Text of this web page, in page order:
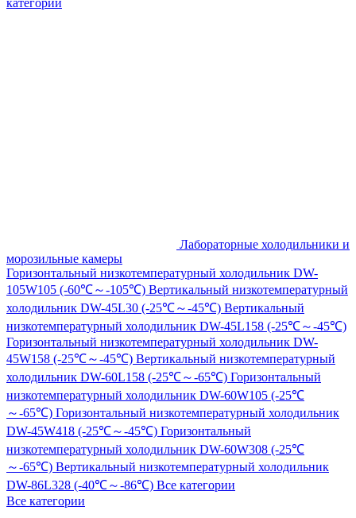
категории
Лабораторные холодильники и
морозильные камеры
Горизонтальный низкотемпературный холодильник DW-
105W105 (-60℃～-105℃) Вертикальный низкотемпературный
холодильник DW-45L30 (-25℃～-45℃) Вертикальный
низкотемпературный холодильник DW-45L158 (-25℃～-45℃)
Горизонтальный низкотемпературный холодильник DW-
45W158 (-25℃～-45℃) Вертикальный низкотемпературный
холодильник DW-60L158 (-25℃～-65℃) Горизонтальный
низкотемпературный холодильник DW-60W105 (-25℃
～-65℃) Горизонтальный низкотемпературный холодильник
DW-45W418 (-25℃～-45℃) Горизонтальный
низкотемпературный холодильник DW-60W308 (-25℃
～-65℃) Вертикальный низкотемпературный холодильник
DW-86L328 (-40℃～-86℃) Все категории
Все категории